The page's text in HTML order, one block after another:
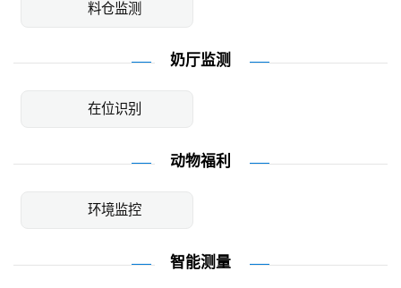
料仓监测
奶厅监测
在位识别
动物福利
环境监控
智能测量